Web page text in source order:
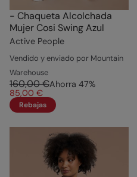
- Chaqueta Alcolchada
Mujer Cosi Swing Azul
Active People
Vendido y enviado por Mountain
Warehouse
160,00 €Ahorra 47%
85,00 €
Rebajas